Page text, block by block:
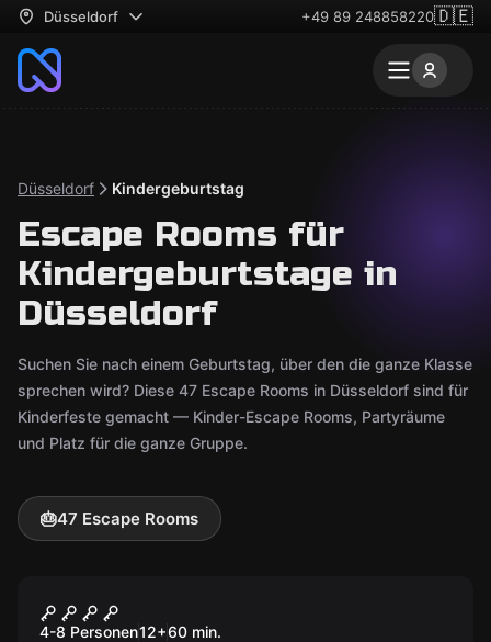
Düsseldorf +49 89 248858220🇩🇪
Düsseldorf Kindergeburtstag
Escape Rooms für
Kindergeburtstage in
Düsseldorf
Suchen Sie nach einem Geburtstag, über den die ganze Klasse
sprechen wird? Diese 47 Escape Rooms in Düsseldorf sind für
Kinderfeste gemacht — Kinder-Escape Rooms, Partyräume
und Platz für die ganze Gruppe.
🎂47 Escape Rooms
Anne Bonnys Schatz
4-8 Personen12+60 min.